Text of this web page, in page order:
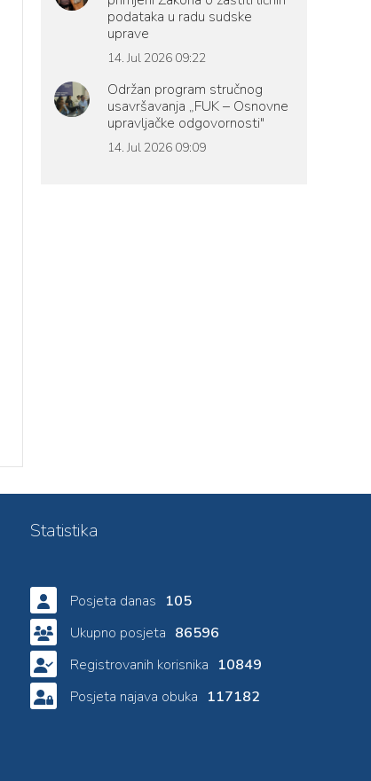
podataka u radu sudske
uprave
14. Jul 2026 09:22
Održan program stručnog
usavršavanja „FUK – Osnovne
upravljačke odgovornosti"
14. Jul 2026 09:09
Statistika
Posjeta danas 105
Ukupno posjeta 86596
Registrovanih korisnika 10849
Posjeta najava obuka 117182